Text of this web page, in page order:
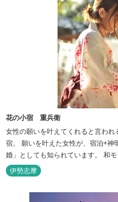
花の小宿 重兵衛
女性の願いを叶えてくれると言わ
宿。 願いを叶えた女性が、宿泊+神
婚」としても知られています。 和
性に人気。
伊勢志摩